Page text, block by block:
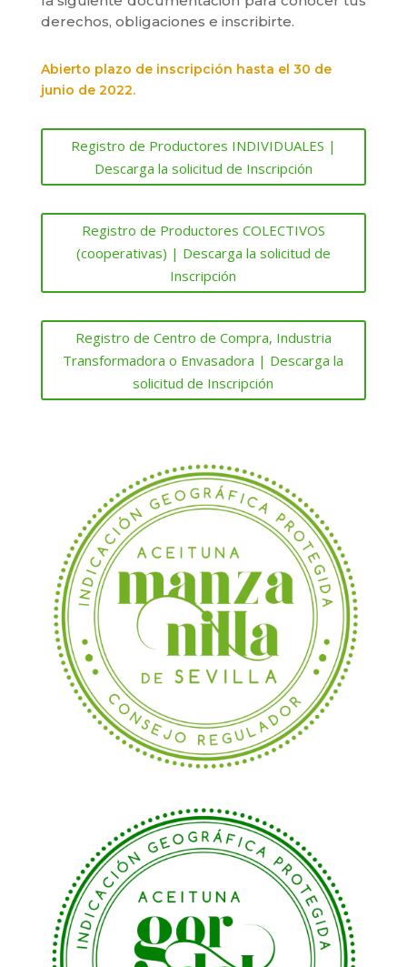
derechos, obligaciones e inscribirte.
Abierto plazo de inscripción hasta el 30 de
junio de 2022.
Registro de Productores INDIVIDUALES |
Descarga la solicitud de Inscripción
Registro de Productores COLECTIVOS
(cooperativas) | Descarga la solicitud de
Inscripción
Registro de Centro de Compra, Industria
Transformadora o Envasadora | Descarga la
solicitud de Inscripción